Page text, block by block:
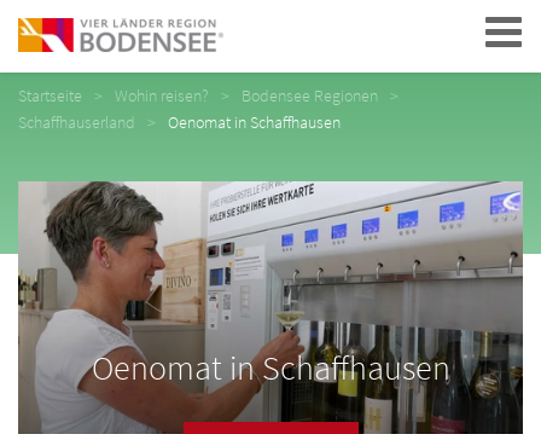
Navigation
Startseite Wohin reisen?
Bodensee Regionen
Schaffhauserland
Oenomat in Schaffhausen
Oenomat in Schaffhausen